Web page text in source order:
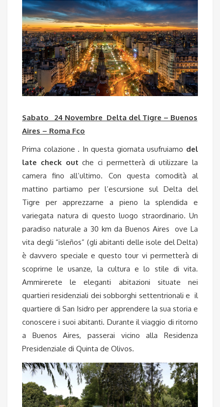
Sabato 24 Novembre Delta del Tigre – Buenos
Aires – Roma Fco
Prima colazione . In questa giornata usufruiamo del
late check out che ci permetterà di utilizzare la
camera fino all’ultimo. Con questa comodità al
mattino partiamo per l’escursione sul Delta del
Tigre per apprezzarne a pieno la splendida e
variegata natura di questo luogo straordinario. Un
paradiso naturale a 30 km da Buenos Aires ove La
vita degli “isleños” (gli abitanti delle isole del Delta)
è davvero speciale e questo tour vi permetterà di
scoprirne le usanze, la cultura e lo stile di vita.
Ammirerete le eleganti abitazioni situate nei
quartieri residenziali dei sobborghi settentrionali e il
quartiere di San Isidro per apprendere la sua storia e
conoscere i suoi abitanti. Durante il viaggio di ritorno
a Buenos Aires, passerai vicino alla Residenza
Presidenziale di Quinta de Olivos.